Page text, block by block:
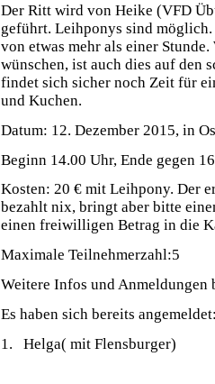
Der Ritt wird von Heike (VFD
geführt. Leihponys sind
von etwas mehr als einer
wünschen, ist auch dies auf den
findet sich sicher noch Zeit für
und Kuchen.
Datum: 12. Dezember 2015, in
Beginn 14.00 Uhr, Ende gegen
Kosten: 20 € mit Leihpony. Der
bezahlt nix, bringt aber bitte
einen freiwilligen Betrag in die
Maximale Teilnehmerzahl:5
Weitere Infos und
Es haben sich bereits
1. Helga( mit Flensburger)